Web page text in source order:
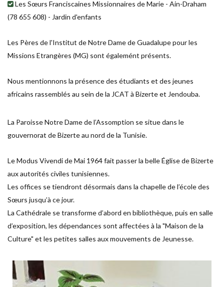
Les Sœurs Franciscaines Missionnaires de Marie - Ain-Draham
(78 655 608) - Jardin d'enfants
Les Pères de l'Institut de Notre Dame de Guadalupe pour les
Missions Etrangères (MG) sont égalemént présents.
Nous mentionnons la présence des étudiants et des jeunes
africains rassemblés au sein de la JCAT à Bizerte et Jendouba.
La Paroisse Notre Dame de l’Assomption se situe dans le
gouvernorat de Bizerte au nord de la Tunisie.
Le Modus Vivendi de Mai 1964 fait passer la belle Église de Bizerte
aux autorités civiles tunisiennes.
Les offices se tiendront désormais dans la chapelle de l’école des
Sœurs jusqu’à ce jour.
La Cathédrale se transforme d’abord en bibliothèque, puis en salle
d’exposition, les dépendances sont affectées à la "Maison de la
Culture" et les petites salles aux mouvements de Jeunesse.